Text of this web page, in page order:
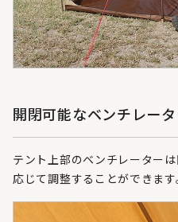
開閉可能なベンチレー
テント上部のベンチレーター
応じて調整することができます